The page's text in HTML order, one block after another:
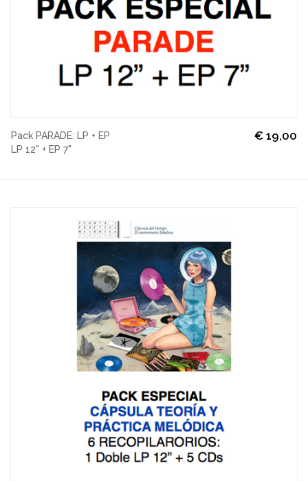
Pack PARADE: LP + EP
LP 12" + EP 7"
€ 19,00